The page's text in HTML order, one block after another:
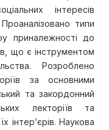
інтересів
типи
приналежності до
що є інструментом
Розроблено
за основними
та закордонний
лекторіїв та
інтер’єрів. Наукова